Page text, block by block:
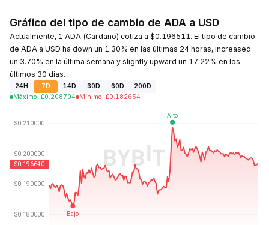
Gráfico del tipo de cambio de ADA a USD
Actualmente, 1 ADA (Cardano) cotiza a $0.196511. El tipo de cambio
de ADA a USD ha down un 1.30% en las últimas 24 horas, increased
un 3.70% en la última semana y slightly upward un 17.22% en los
últimos 30 días.
24H 7D 14D 30D 60D
200D
Máximo: £0.208704 Mínimo: £0.182654
Última actualización: 2026-08-09, 13:17 GMT+0